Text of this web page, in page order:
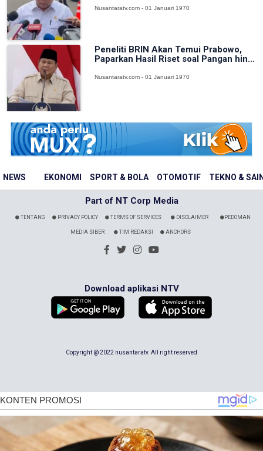
NEWS EKONOMI SPORT & BOLA OTOMOTIF TEKNO &
Nusantaratv.com - 01 Januari 1970
Peneliti BRIN Akan Temui Prabowo,
Paparkan Hasil Riset soal Pangan hin...
Nusantaratv.com - 01 Januari 1970
Part of NT Corp Media
TENTANG PRIVACY POLICY TERMS OF SERVICES DISCLAIMER PEDOMAN
MEDIA SIBER TIM REDAKSI ANCHORS
Download aplikasi NTV
Copyright @ 2022 nusantaratv. All right reserved